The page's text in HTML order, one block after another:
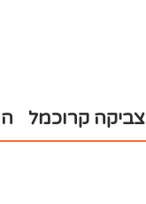
צביקה קרוכמל